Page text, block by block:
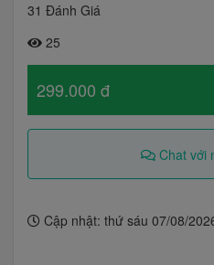
31 Đánh Giá
25
299.000 đ
Chat với
Cập nhật: thứ sáu 07/08/